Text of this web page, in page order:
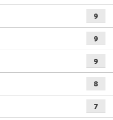
9
9
9
8
7